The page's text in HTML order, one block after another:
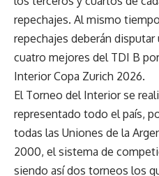
repechajes. Al mismo
repechajes deberán
cuatro mejores del TDI B
Interior Copa Zurich 2026.
El Torneo del Interior se
representado todo el país,
todas las Uniones de la
2000, el sistema de
siendo así dos torneos los